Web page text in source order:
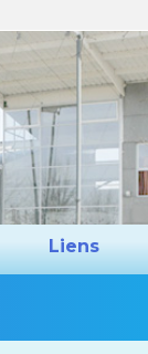
Liens
Restauration